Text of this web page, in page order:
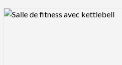
Logo Preview Image